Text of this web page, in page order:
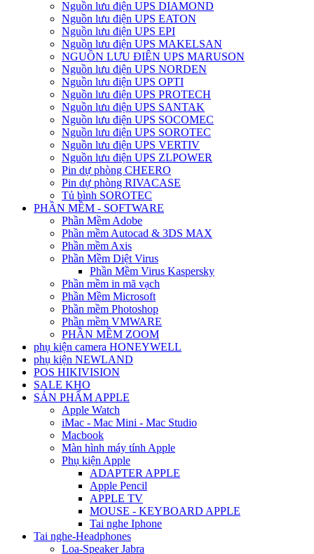
Nguồn lưu điện UPS DIAMOND
Nguồn lưu điện UPS EATON
Nguồn lưu điện UPS EPI
Nguồn lưu điện UPS MAKELSAN
NGUỒN LƯU ĐIÊN UPS MARUSON
Nguồn lưu điện UPS NORDEN
Nguồn lưu điện UPS OPTI
Nguồn lưu điện UPS PROTECH
Nguồn lưu điện UPS SANTAK
Nguồn lưu điện UPS SOCOMEC
Nguồn lưu điện UPS SOROTEC
Nguồn lưu điện UPS VERTIV
Nguồn lưu điện UPS ZLPOWER
Pin dự phòng CHEERO
Pin dự phòng RIVACASE
Tủ bình SOROTEC
PHẦN MỀM - SOFTWARE
Phần Mềm Adobe
Phần mềm Autocad & 3DS MAX
Phần mềm Axis
Phần Mềm Diệt Virus
Phần Mềm Virus Kaspersky
Phần mềm in mã vạch
Phần Mềm Microsoft
Phần mềm Photoshop
Phần mềm VMWARE
PHẦN MỀM ZOOM
phụ kiện camera HONEYWELL
phụ kiện NEWLAND
POS HIKIVISION
SALE KHO
SẢN PHẨM APPLE
Apple Watch
iMac - Mac Mini - Mac Studio
Macbook
Màn hình máy tính Apple
Phụ kiện Apple
ADAPTER APPLE
Apple Pencil
APPLE TV
MOUSE - KEYBOARD APPLE
Tai nghe Iphone
Tai nghe-Headphones
Loa-Speaker Jabra